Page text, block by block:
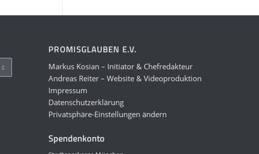
PROMISGLAUBEN E.V.
Markus Kosian – Initiator & Chefredakteur
Andreas Reiter – Website & Videoproduktion
Impressum
Datenschutzerklärung
Privatsphäre-Einstellungen ändern
Spendenkonto